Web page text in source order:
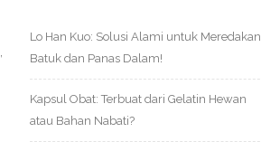
Lo Han Kuo: Solusi Alami untuk Meredakan
Batuk dan Panas Dalam!
Kapsul Obat: Terbuat dari Gelatin Hewan
atau Bahan Nabati?